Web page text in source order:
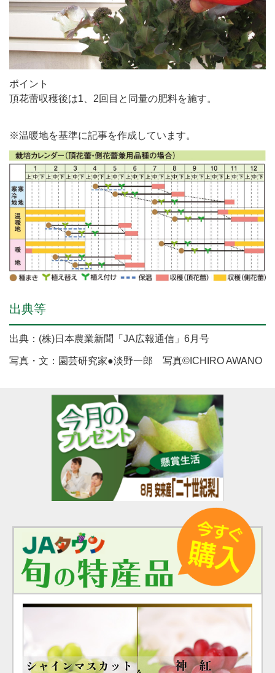
ポイント
頂花蕾収穫後は1、2回目と同量の肥料を施す。
※温暖地を基準に記事を作成しています。
出典等
出典：(株)日本農業新聞「JA広報通信」6月号
写真・文：園芸研究家●淡野一郎 写真©ICHIRO AWANO